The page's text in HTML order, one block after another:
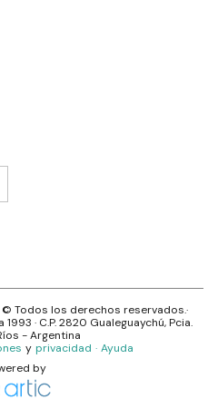
© Todos los derechos reservados.·
1993 · C.P.2820 Gualeguaychú, Pcia.
- Argentina
y privacidad · Ayuda
by